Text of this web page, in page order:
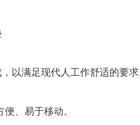
以满足现代人工作舒适的要求
、易于移动。